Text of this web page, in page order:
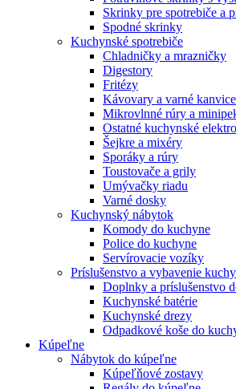
Skrinky pre spotrebiče a
Spodné skrinky
Kuchynské spotrebiče
Chladničky a mrazničky
Digestory
Fritézy
Kávovary a varné kanvice
Mikrovlnné rúry a
Ostatné kuchynské
Šejkre a mixéry
Sporáky a rúry
Toustovače a grily
Umývačky riadu
Varné dosky
Kuchynský nábytok
Komody do kuchyne
Police do kuchyne
Servírovacie vozíky
Príslušenstvo a vybavenie
Doplnky a príslušenstvo
Kuchynské batérie
Kuchynské drezy
Odpadkové koše do
Kúpeľne
Nábytok do kúpeľne
Kúpeľňové zostavy